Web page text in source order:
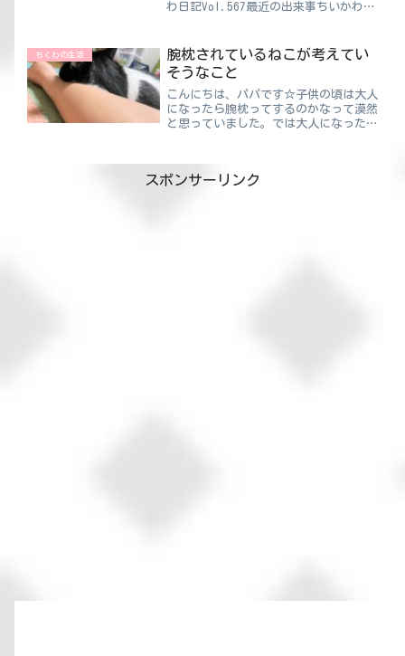
わ日記Vol.567最近の出来事ちいかわが
わグッズは悩むことなく見つけたら即購
入🤗そして...
ちくわの生活
腕枕されているねこが考えてい
そうなこと
こんにちは、パパです☆子供の頃は大人
になったら腕枕ってするのかなって漠然
と思っていました。では大人になった
ないしね😲ちくわパパたまにやっても
すぐに腕がしびれてきます 笑...
スポンサーリンク